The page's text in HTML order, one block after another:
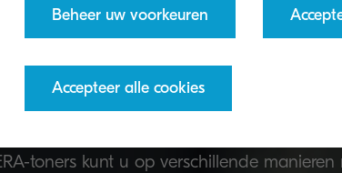
programma
toners kunt u op verschillende
Beheer uw voorkeuren
Accepteer alle cookies